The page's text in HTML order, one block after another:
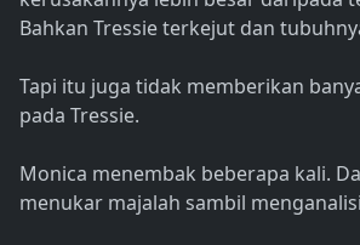
Bahkan Tressie terkejut dan
Tapi itu juga tidak memberikan
pada Tressie.
Monica menembak beberapa kali.
menukar majalah sambil